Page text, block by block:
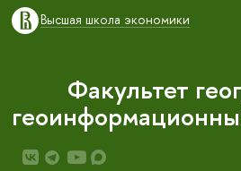
Высшая школа экономики
Факультет